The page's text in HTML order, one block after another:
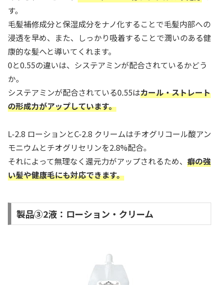
す。
毛髪補修成分と保湿成分をナノ化することで毛髪内部への
浸透を早め、また、しっかり吸着することで潤いのある健
康的な髪へと導いてくれます。
0と0.55の違いは、システアミンが配合されているかどう
か。
システアミンが配合されている0.55はカール・ストレート
の形成力がアップしています。
L-2.8 ローションとC-2.8 クリームはチオグリコール酸アン
モニウムとチオグリセリンを2.8%配合。
それによって無理なく還元力がアップされるため、 癖の強
い髪や健康毛にも対応できます。
製品③2液：ローション・クリーム